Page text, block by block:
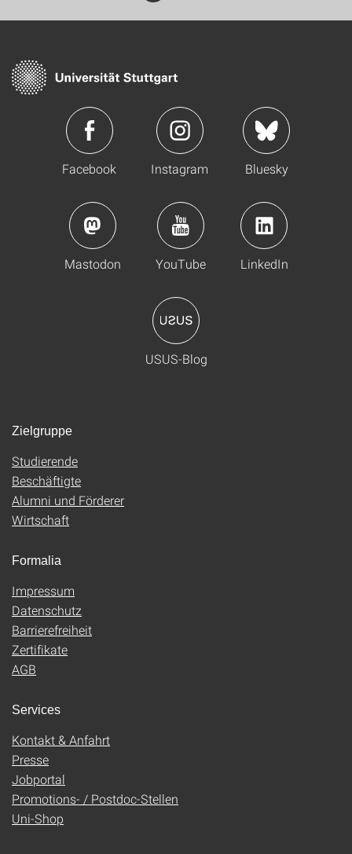
Facebook Instagram Bluesky
Mastodon YouTube LinkedIn
USUS-Blog
Zielgruppe
Studierende
Beschäftigte
Alumni und Förderer
Wirtschaft
Formalia
Impressum
Datenschutz
Barrierefreiheit
Zertifikate
AGB
Services
Kontakt & Anfahrt
Presse
Jobportal
Promotions- / Postdoc-Stellen
Uni-Shop